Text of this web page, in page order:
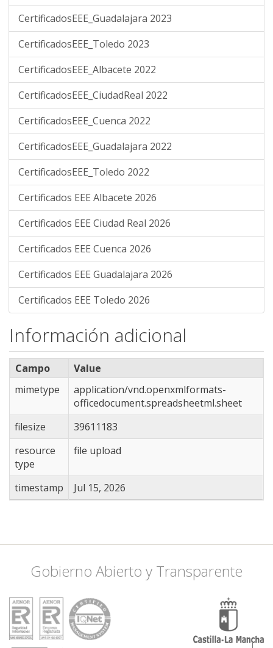
CertificadosEEE_Guadalajara 2023
CertificadosEEE_Toledo 2023
CertificadosEEE_Albacete 2022
CertificadosEEE_CiudadReal 2022
CertificadosEEE_Cuenca 2022
CertificadosEEE_Guadalajara 2022
CertificadosEEE_Toledo 2022
Certificados EEE Albacete 2026
Certificados EEE Ciudad Real 2026
Certificados EEE Cuenca 2026
Certificados EEE Guadalajara 2026
Certificados EEE Toledo 2026
Información adicional
Campo
Value
mimetype
application/vnd.openxmlformats-
officedocument.spreadsheetml.sheet
filesize
39611183
resource
type
file upload
timestamp Jul 15, 2026
Gobierno Abierto y Transparente